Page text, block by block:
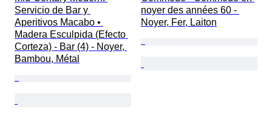
Servicio de Bar y
Aperitivos Macabo •
Madera Esculpida (Efecto
Corteza) - Bar (4) - Noyer,
Bambou, Métal
noyer des années 60 -
Noyer, Fer, Laiton